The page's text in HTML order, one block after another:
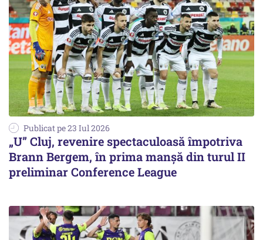
Publicat pe 23 Iul 2026
„U” Cluj, revenire spectaculoasă împotriva
Brann Bergem, în prima manșă din turul II
preliminar Conference League